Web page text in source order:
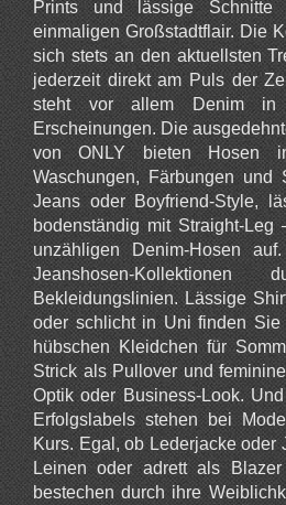
Prints und lässige
einmaligen Großstadtflair. Die
sich stets an den aktuellsten
jederzeit direkt am Puls der
steht vor allem Denim in
Erscheinungen. Die
von ONLY bieten Hosen in
Waschungen, Färbungen und
Jeans oder Boyfriend-Style,
bodenständig mit Straight-
unzähligen Denim-Hosen
Jeanshosen-Kollektionen
Bekleidungslinien. Lässige
oder schlicht in Uni finden Sie
hübschen Kleidchen für
Strick als Pullover und
Optik oder Business-Look.
Erfolgslabels stehen bei
Kurs. Egal, ob Lederjacke oder
Leinen oder adrett als
bestechen durch ihre